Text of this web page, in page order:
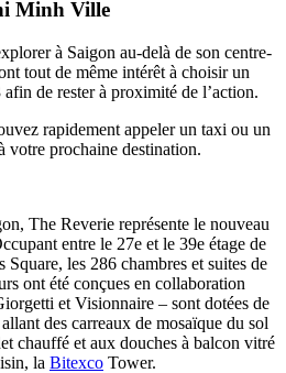
Minh Ville
à Saigon au-delà de son centre-
tout de même intérêt à choisir un
de rester à proximité de l’action.
rapidement appeler un taxi ou un
votre prochaine destination.
The Reverie représente le nouveau
entre le 27e et le 39e étage de
Square, les 286 chambres et suites de
ont été conçues en collaboration
et Visionnaire – sont dotées de
des carreaux de mosaïque du sol
chauffé et aux douches à balcon vitré
la Bitexco Tower.